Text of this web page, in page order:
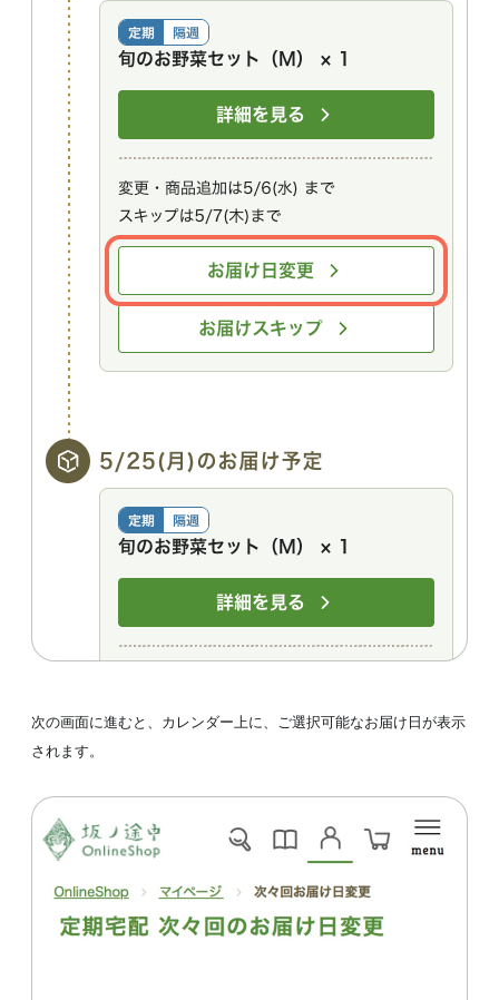
次の画面に進むと、カレンダー上に、ご選択可能なお届け日が表示
されます。